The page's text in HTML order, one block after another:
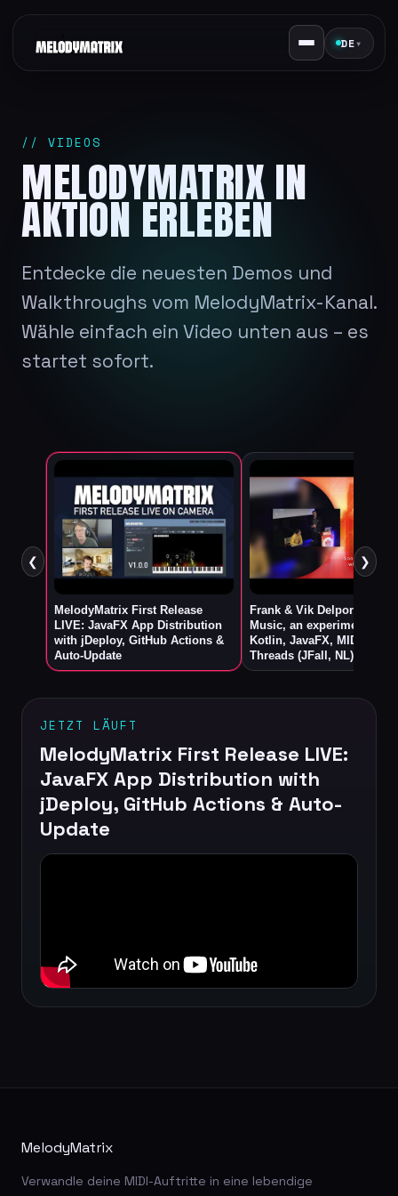
DE▾
// VIDEOS
MELODYMATRIX IN
AKTION ERLEBEN
Entdecke die neuesten Demos und
Walkthroughs vom MelodyMatrix-Kanal.
Wähle einfach ein Video unten aus – es
startet sofort.
❮
MelodyMatrix First Release
LIVE: JavaFX App Distribution
with jDeploy, GitHub Actions &
Auto-Update
Frank & Vik Delporte
Music, an experiment with
Kotlin, JavaFX, MIDI, and
Threads (JFall, NL)
❯
JETZT LÄUFT
MelodyMatrix First Release LIVE:
JavaFX App Distribution with
jDeploy, GitHub Actions & Auto-
Update
MelodyMatrix
Verwandle deine MIDI-Auftritte in eine lebendige